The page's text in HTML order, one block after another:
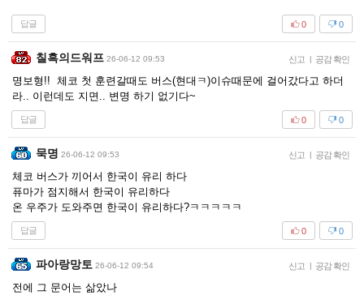
답글 0
0
칠흑의드워프 26-06-12 09:53 신고 | 공감 확인
명보형!! 체코 첫 훈련갈때도 버스(현대ㅋ)이슈때문에 걸어갔다고 하더
라.. 이런데도 지면.. 변명 하기 없기다~
답글 0
0
묵명 26-06-12 09:53 신고 | 공감 확인
체코 버스가 끼어서 한국이 유리 하다
퓨마가 점지해서 한국이 유리하다
온 우주가 도와주면 한국이 유리하다?ㅋㅋㅋㅋㅋ
답글 0
0
파아랑망토 26-06-12 09:54 신고 | 공감 확인
전에 그 문어는 삶았나